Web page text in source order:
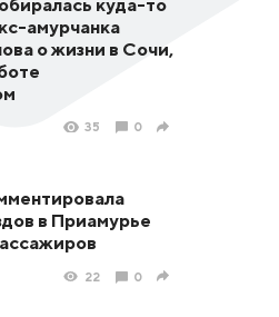
амурчанка
о жизни в Сочи,
35 0
в Приамурье
22 0